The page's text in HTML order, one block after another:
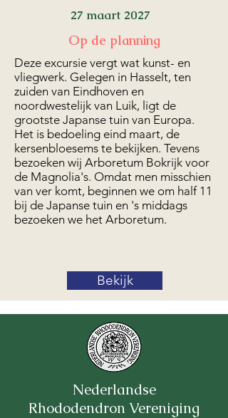
27 maart 2027
Op de planning
Deze excursie vergt wat kunst- en
vliegwerk. Gelegen in Hasselt, ten
zuiden van Eindhoven en
noordwestelijk van Luik, ligt de
grootste Japanse tuin van Europa.
Het is bedoeling eind maart, de
kersenbloesems te bekijken. Tevens
bezoeken wij Arboretum Bokrijk voor
de Magnolia's. Omdat men misschien
van ver komt, beginnen we om half 11
bij de Japanse tuin en 's middags
bezoeken we het Arboretum.
Bekijk
Nederlandse
Rhododendron Vereniging